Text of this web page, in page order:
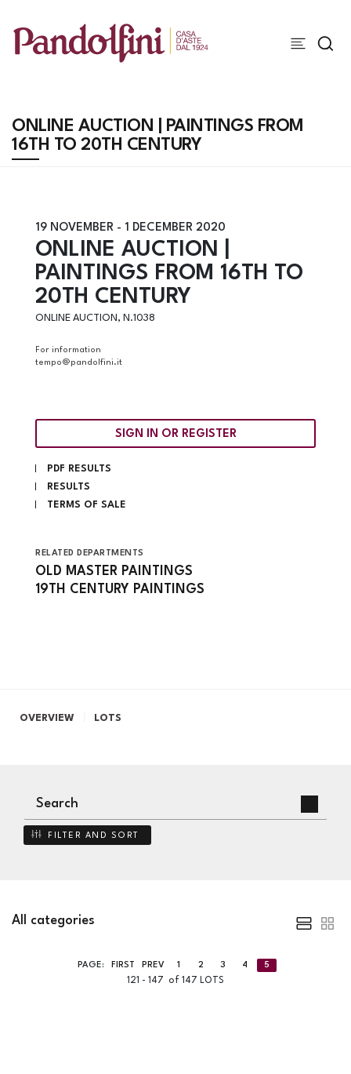
ONLINE AUCTION | PAINTINGS FROM
16TH TO 20TH CENTURY
19 NOVEMBER - 1 DECEMBER 2020
ONLINE AUCTION |
PAINTINGS FROM 16TH TO
20TH CENTURY
ONLINE AUCTION, N.1038
For information
tempo@pandolfini.it
SIGN IN OR REGISTER
PDF RESULTS
RESULTS
TERMS OF SALE
RELATED DEPARTMENTS
OLD MASTER PAINTINGS
19TH CENTURY PAINTINGS
OVERVIEW LOTS
FILTER AND SORT
All categories
121 - 147 of 147 LOTS
PAGE: FIRST PREV 1 2 3 4 5